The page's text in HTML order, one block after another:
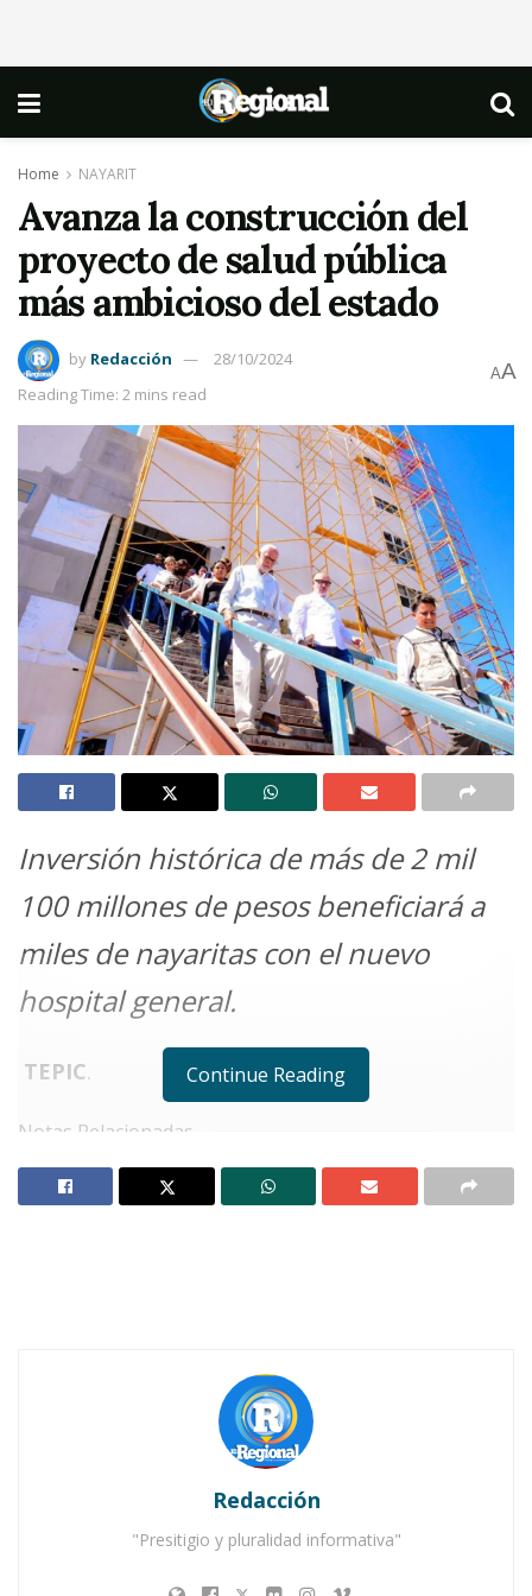
Home NAYARIT
Avanza la construcción del
proyecto de salud pública
más ambicioso del estado
by Redacción
28/10/2024
Reading Time: 2 mins read
AA
Inversión histórica de más de 2 mil
100 millones de pesos beneficiará a
miles de nayaritas con el nuevo
hospital general.
TEPIC.
Notas Relacionadas
Jornadas laborales de 8 horas y horarios definidos
para trabajadores de confianza, en Nayarit
avances de la construcción del nuevo
Hospital General de Tepic, el cual contará con
y tiene como objetivo mejorar
significativamente los servicios de salud en la
Continue Reading
Redacción
"Presitigio y pluralidad informativa"